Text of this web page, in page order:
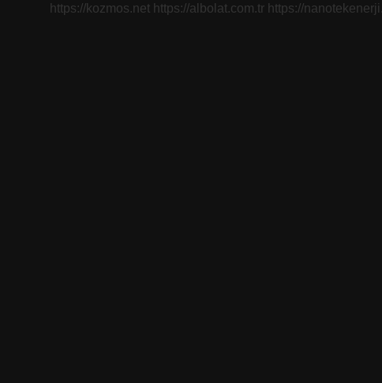
https://kozmos.net https://albolat.com.tr https://